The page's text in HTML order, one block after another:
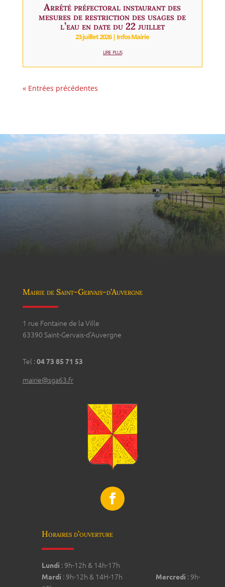
Arrêté préfectoral instaurant des
mesures de restriction des usages de
l’eau en date du 22 juillet
23 juillet 2026| Infos Mairie
lire plus
« Entrées précédentes
Mairie de Saint-Gervais-d’Auvergne
1 rue Fontaine de la Ville
63390 Saint-Gervais-d’Auvergne
Tel :04 73 85 71 53
mairie@sga63.fr
Horaires d’ouverture
Lundi : 9h-12h & 14h-17h
Mardi : 9h-12h & 14H-17h Mercredi : 9h-